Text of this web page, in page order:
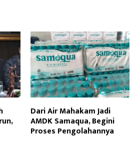
Dari Air Mahakam Jadi
AMDK Samaqua, Begini
Proses Pengolahannya